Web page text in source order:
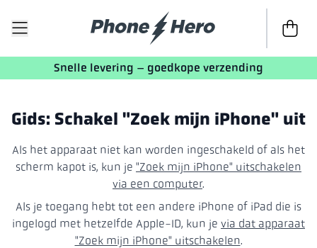
Naar de
Snelle levering – goedkope verzending
Gids: Schakel "Zoek mijn iPhone" uit
Als het apparaat niet kan worden ingeschakeld of als het
scherm kapot is, kun je "Zoek mijn iPhone" uitschakelen
via een computer.
Als je toegang hebt tot een andere iPhone of iPad die is
ingelogd met hetzelfde Apple-ID, kun je via dat apparaat
"Zoek mijn iPhone" uitschakelen.